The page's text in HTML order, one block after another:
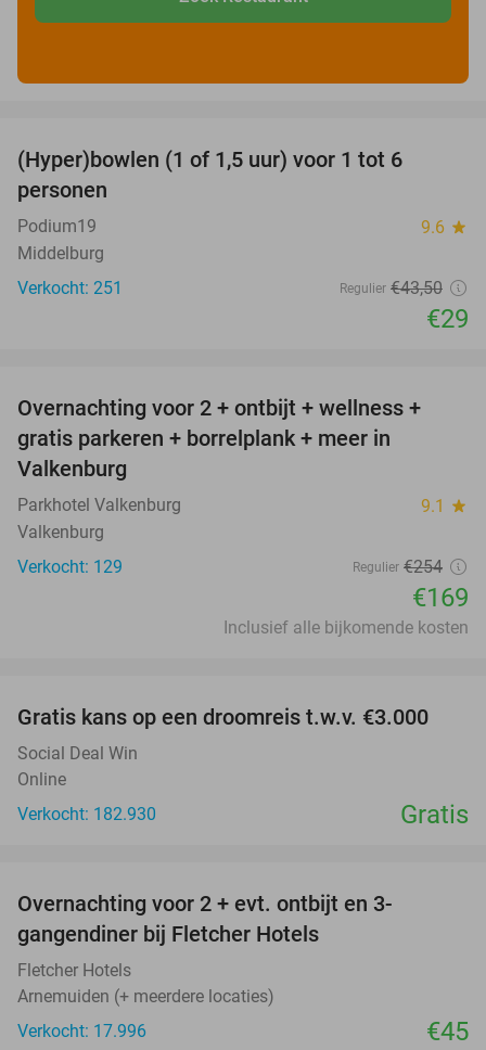
(Hyper)bowlen (1 of 1,5 uur) voor 1 tot 6
personen
Podium19 9.6 star
Middelburg
Verkocht: 251
Regulier €43,50
€29
33%
Overnachting voor 2 + ontbijt + wellness +
gratis parkeren + borrelplank + meer in
Valkenburg
Parkhotel Valkenburg 9.1 star
Valkenburg
Verkocht: 129
Regulier €254
€169
Inclusief alle bijkomende kosten
Gratis kans op een droomreis t.w.v. €3.000
Social Deal Win
Online
Verkocht: 182.930
Gratis
Overnachting voor 2 + evt. ontbijt en 3-
gangendiner bij Fletcher Hotels
Fletcher Hotels
Arnemuiden (+ meerdere locaties)
Verkocht: 17.996
€45